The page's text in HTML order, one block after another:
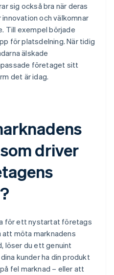
sig också bra när deras
och välkomnar
Till exempel började
för platsdelning. När tidig
älskade
företaget sitt
det är idag.
driver
för ett nystartat företags
möta marknadens
löser du ett genuint
kunder ha din produkt
fel marknad – eller att